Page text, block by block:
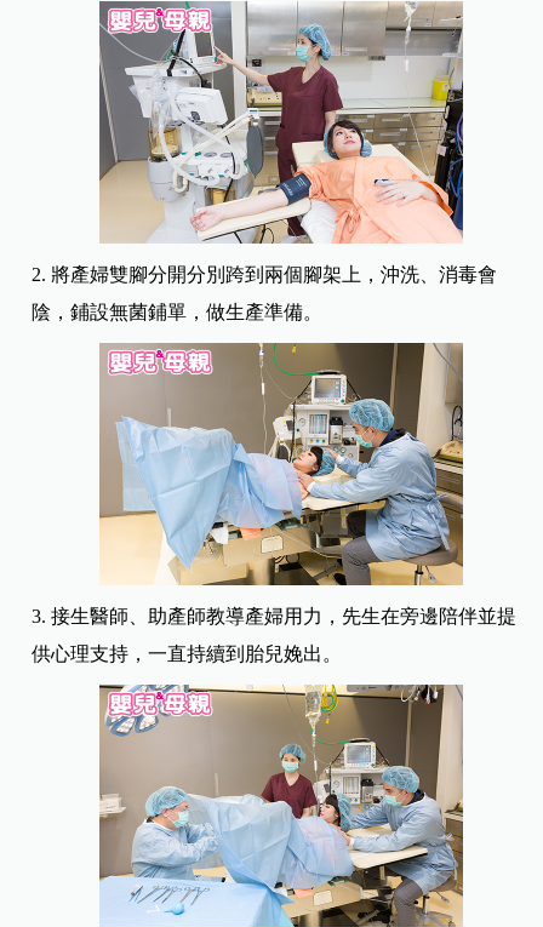
2. 將產婦雙腳分開分別跨到兩個腳架上，沖洗、消毒會
陰，鋪設無菌鋪單，做生產準備。
3. 接生醫師、助產師教導產婦用力，先生在旁邊陪伴並提
供心理支持，一直持續到胎兒娩出。